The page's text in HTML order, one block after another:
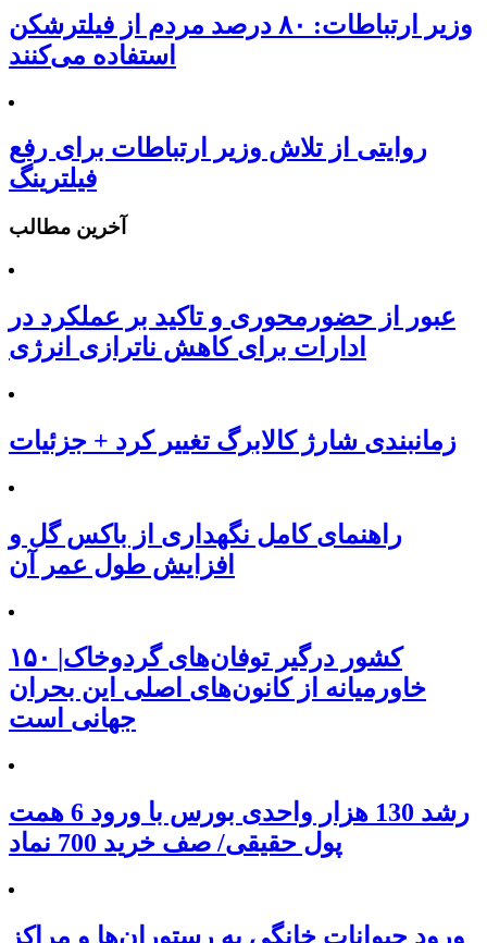
وزیر ارتباطات: ۸۰ درصد مردم از فیلترشکن
استفاده می‌کنند
روایتی از تلاش وزیر ارتباطات برای رفع
فیلترینگ
آخرین مطالب
عبور از حضورمحوری و تاکید بر عملکرد در
ادارات برای کاهش ناترازی انرژی
زمانبندی شارژ کالابرگ تغییر کرد + جزئیات
راهنمای کامل نگهداری از باکس گل و
افزایش طول عمر آن
۱۵۰ کشور درگیر توفان‌های گردوخاک|
خاورمیانه از کانون‌های اصلی این بحران
جهانی است
رشد 130 هزار واحدی بورس با ورود 6 همت
پول حقیقی/ صف خرید 700 نماد
ورود حیوانات خانگی به رستوران‌ها و مراکز